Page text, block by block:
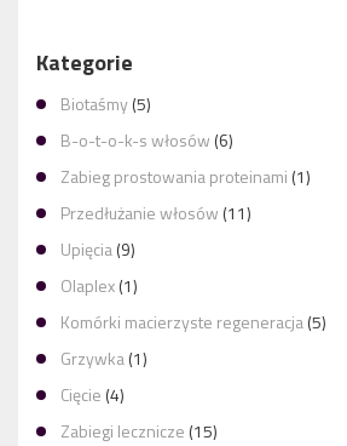
Kategorie
Biotaśmy(5)
B-o-t-o-k-s włosów (6)
Zabieg prostowania proteinami (1)
Przedłużanie włosów (11)
Upięcia(9)
Olaplex(1)
Komórki macierzyste regeneracja(5)
Grzywka(1)
Cięcie (4)
Zabiegi lecznicze (15)